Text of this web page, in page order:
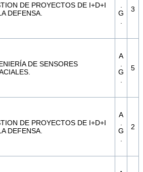
DE PROYECTOS DE I+D+I
DEFENSA.
G
3
DE SENSORES
A
G
5
DE PROYECTOS DE I+D+I
DEFENSA.
A
G
2